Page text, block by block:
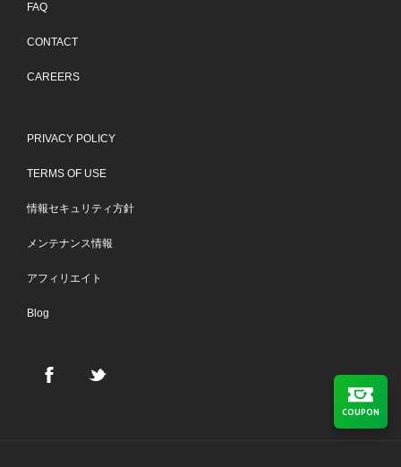
FAQ
CONTACT
CAREERS
PRIVACY POLICY
TERMS OF USE
情報セキュリティ方針
メンテナンス情報
アフィリエイト
Blog
COUPON